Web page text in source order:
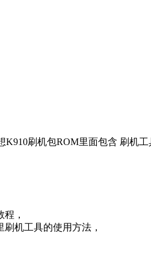
K910刷机包ROM里面包含 刷机
，
机工具的使用方法，